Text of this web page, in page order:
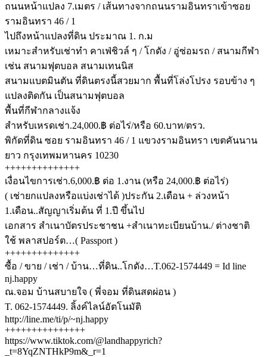
ถนนหน้าแปลง 7.เมตร / เส้นทางจากถนนรามอินทราเข้าซอย
รามอินทรา 46 / 1
ไปถึงหน้าแปลงที่ดิน ประมาณ 1. ก.ม
เหมาะสำหรับเช่าทำ คาเฟ่ชิวล์ ๆ / โกดัง / อู่ซ่อมรถ / สนามกีฬา
เช่น สนามฟุตบอล สนามเทนนิส
สนามแบตมินตัน ที่ดินตรงนี้สวยมาก พื้นที่โล่งโปรง รอบข้าง ๆ
แปลงติดกัน เป็นสนามฟุตบอล
พื้นที่กีฬากลางแจ้ง
สำหรับเหรดเช่า.24,000.฿ ต่อไร่/หรือ 60.บาท/ตรว.
พิกัดที่ดิน ซอย รามอินทรา 46 / 1 แขวงรามอินทรา เขตคันนาน
ยาว กรุงเทพมหานคร 10230
++++++++++++++
เงื่อนไขการเช่า.6,000.฿ ต่อ 1.งาน (หรือ 24,000.฿ ต่อไร่)
( เช่ายกแปลงหรือแบ่งเช่าได้ )ประกัน 2.เดือน + ล่วงหน้า
1.เดือน..สัญญาเริ่มต้น ที่ 1.ปี ขึ้นไป
เอกสาร สำเนาบัตรประชาชน +สำเนาทะเบียนบ้าน./ ต่างชาติ
ใช้ พลาสปอร์ต…( Passport )
++++++++++++++
ซื้อ / ขาย / เช่า / บ้าน…ที่ดิน..โกดัง…T.062-1574449 = Id line
nj.happy
ณ.จอม บ้านสบายใจ ( พี่จอม ที่ดินสดผ่อน )
T. 062-1574449. ลิ้งค์ไลน์อัตโนมัติ
http://line.me/ti/p/~nj.happy
+++++++++++++++
https://www.tiktok.com/@landhappyrich?
_t=8YqZNTHkP9m&_r=1